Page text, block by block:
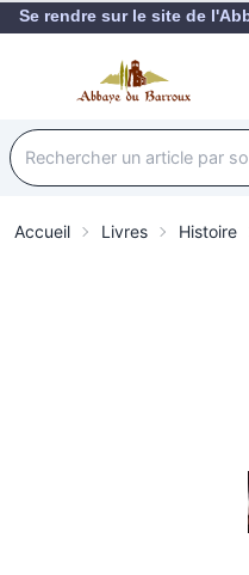
Se rendre sur le site de
Accueil Livres Histoire